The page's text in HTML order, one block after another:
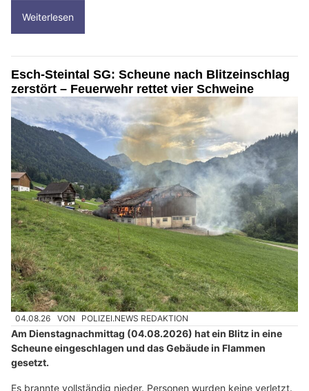
Weiterlesen
Esch-Steintal SG: Scheune nach Blitzeinschlag
zerstört – Feuerwehr rettet vier Schweine
04.08.26 VON POLIZEI.NEWS REDAKTION
Am Dienstagnachmittag (04.08.2026) hat ein Blitz in eine
Scheune eingeschlagen und das Gebäude in Flammen
gesetzt.
Es brannte vollständig nieder. Personen wurden keine verletzt.